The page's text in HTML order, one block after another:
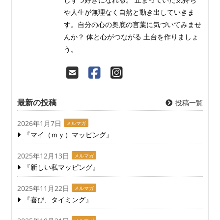
や人生が無理なく自然と動き出していきま
す。自分の心の奥底の言葉に気づいてみませ
んか？ 体と心がつながる 土台を作りましょ
う。
最新の投稿 投稿一覧
2026年1月7日 メルマガ
『マイ（ｍｙ）マッピング』
2025年12月13日 メルマガ
『新しい私マッピング』
2025年11月22日 メルマガ
『喜び、タイミング』